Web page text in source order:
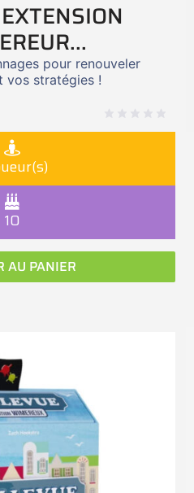
pour renouveler
vos stratégies !
10
AU PANIER